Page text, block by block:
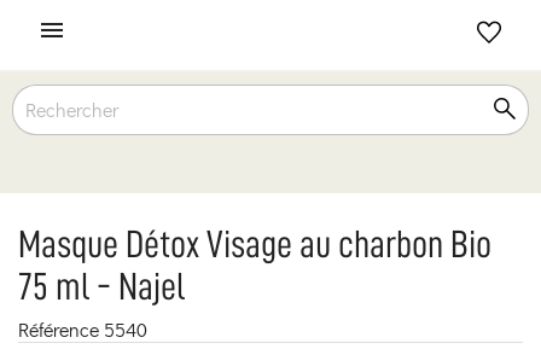

Masque Détox Visage au charbon Bio
75 ml - Najel
Référence 5540